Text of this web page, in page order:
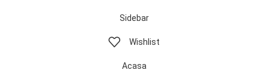
Sidebar
Wishlist
Acasa